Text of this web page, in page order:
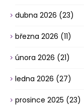
dubna 2026 (23)
března 2026 (11)
února 2026 (21)
ledna 2026 (27)
prosince 2025 (23)